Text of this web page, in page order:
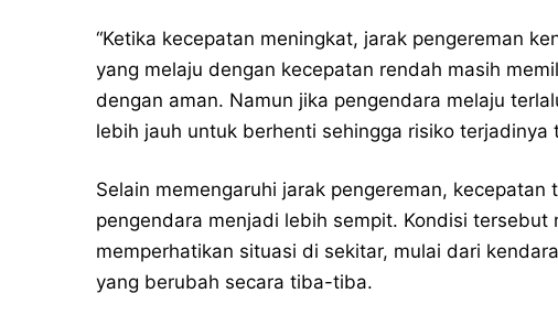
“Ketika kecepatan meningkat, jarak pengereman
yang melaju dengan kecepatan rendah masih
dengan aman. Namun jika pengendara melaju
lebih jauh untuk berhenti sehingga risiko
Selain memengaruhi jarak pengereman,
pengendara menjadi lebih sempit. Kondisi
memperhatikan situasi di sekitar, mulai dari
yang berubah secara tiba-tiba.